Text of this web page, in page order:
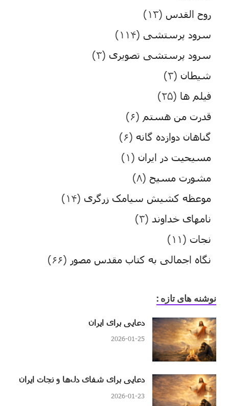
روح القدس (۱۳)
سرود پرستشی (۱۱۴)
سرود پرستشی تصویری (۳)
شیطان (۳)
فیلم ها (۲۵)
قدرت من هستم (۶)
گناهان دوازده گانه (۶)
مسیحیت در ایران (۱)
مشورت مسیح (۸)
موعظه کشیش سیامک زرگری (۱۴)
نامهای خداوند (۳)
نجات (۱۱)
نگاه اجمالی به کتاب مقدس مصور (۶۶)
نوشنه های تازه :
دعایی برای ایران
2026-01-25
دعایی برای شفای دل‌ها و نجات ایران
2026-01-23